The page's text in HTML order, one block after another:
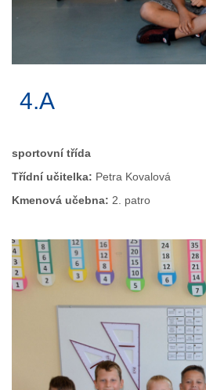
4.A
sportovní třída
Třídní učitelka: Petra Kovalová
Kmenová učebna: 2. patro